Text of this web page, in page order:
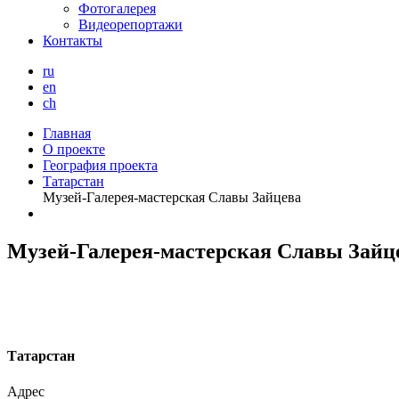
Фотогалерея
Видеорепортажи
Контакты
ru
en
ch
Главная
О проекте
География проекта
Татарстан
Музей-Галерея-мастерская Славы Зайцева
Музей-Галерея-мастерская Славы
Татарстан
Адрес